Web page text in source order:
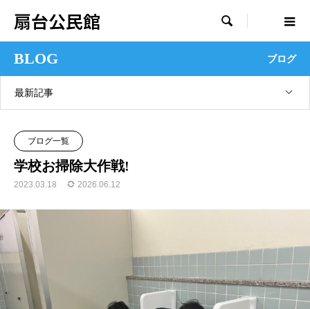
扇台公民館 
BLOG ブログ
最新記事
ブログ一覧
学校お掃除大作戦!
2023.03.18 2026.06.12